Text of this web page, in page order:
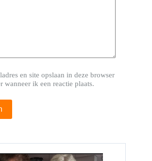
en site opslaan in deze browser
wanneer ik een reactie plaats.